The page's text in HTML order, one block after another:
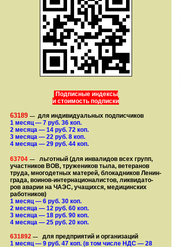
Подписные индексы
и стоимость подписки
63189 — для индивидуальных подписчиков
1 месяц— 7 руб. 36 коп.
2 месяца — 14 руб. 72 коп.
3 месяца — 22 руб. 8 коп.
4 месяца — 29 руб. 44 коп.
63704 —
льготный (для ин­ва­лидов всех групп,
участ­ников ВОВ, труже­ни­ков тыла, ветеранов
труда, мно­го­­детных матерей, бло­­кад­ни­ков Ле­нин­
града, воинов-интернаци­о­на­­ли­стов, лик­ви­да­то­
ров аварии на ЧАЭС, уча­щихся, медицинских
работников)
1 месяц— 6 руб. 30 коп.
2 месяца — 12 руб. 60 коп.
3 месяца — 18 руб. 90 коп.
4 месяца — 25 руб. 20 коп.
631892 —
для предприятий и организаций
1 месяц— 9 руб. 47 коп. (в том числе НДС — 28